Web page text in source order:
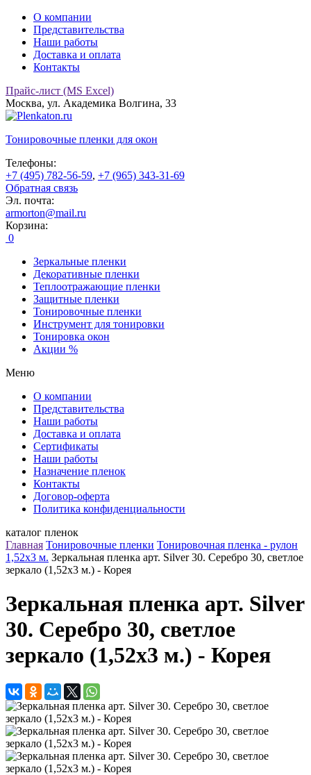
О компании
Представительства
Наши работы
Доставка и оплата
Контакты
Прайс-лист (MS Excel)
Москва, ул. Академика Волгина, 33
Тонировочные пленки для окон
Телефоны:
+7 (495) 782-56-59, +7 (965) 343-31-69
Обратная связь
Эл. почта:
armorton@mail.ru
Корзина:
0
Зеркальные пленки
Декоративные пленки
Теплоотражающие пленки
Защитные пленки
Тонировочные пленки
Инструмент для тонировки
Тонировка окон
Акции %
Меню
О компании
Представительства
Наши работы
Доставка и оплата
Сертификаты
Наши работы
Назначение пленок
Контакты
Договор-оферта
Политика конфиденциальности
каталог пленок
Главная Тонировочные пленки Тонировочная пленка - рулон
1,52х3 м. Зеркальная пленка арт. Silver 30. Серебро 30, светлое
зеркало (1,52х3 м.) - Корея
Зеркальная пленка арт. Silver
30. Серебро 30, светлое
зеркало (1,52х3 м.) - Корея